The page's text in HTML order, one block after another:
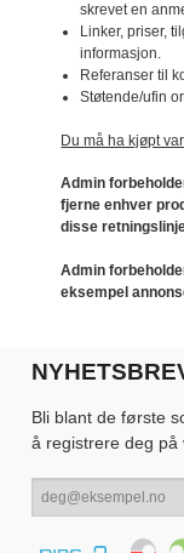
skrevet en
Linker, priser,
informasjon.
Referanser til
Støtende/ufin
Du må ha kjøpt
Admin
fjerne enhver
disse
Admin
eksempel
Bli blant de første
å registrere deg på